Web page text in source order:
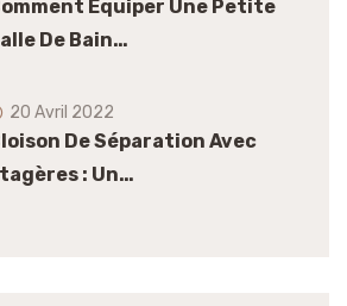
Équiper Une Petite
De Bain…
De Séparation Avec
: Un…
20 Avril 2022